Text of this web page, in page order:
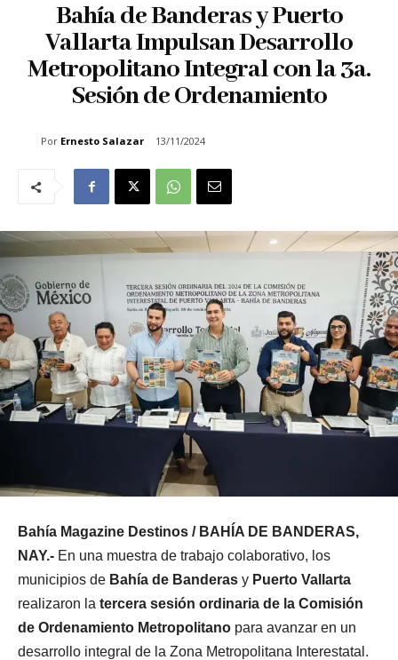
Bahía de Banderas y Puerto
Vallarta Impulsan Desarrollo
Metropolitano Integral con la 3a.
Sesión de Ordenamiento
Por Ernesto Salazar 13/11/2024
Bahía Magazine Destinos / BAHÍA DE BANDERAS,
NAY.- En una muestra de trabajo colaborativo, los
municipios de Bahía de Banderas y Puerto Vallarta
realizaron la tercera sesión ordinaria de la Comisión
de Ordenamiento Metropolitano para avanzar en un
desarrollo integral de la Zona Metropolitana Interestatal.